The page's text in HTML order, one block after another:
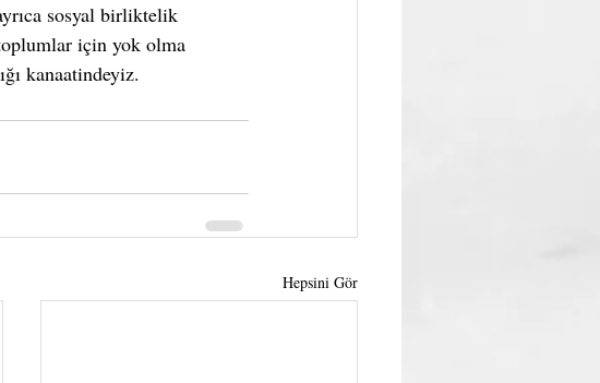
sosyal birliktelik
toplumlar için yok olma
kanaatindeyiz.
Hepsini Gör